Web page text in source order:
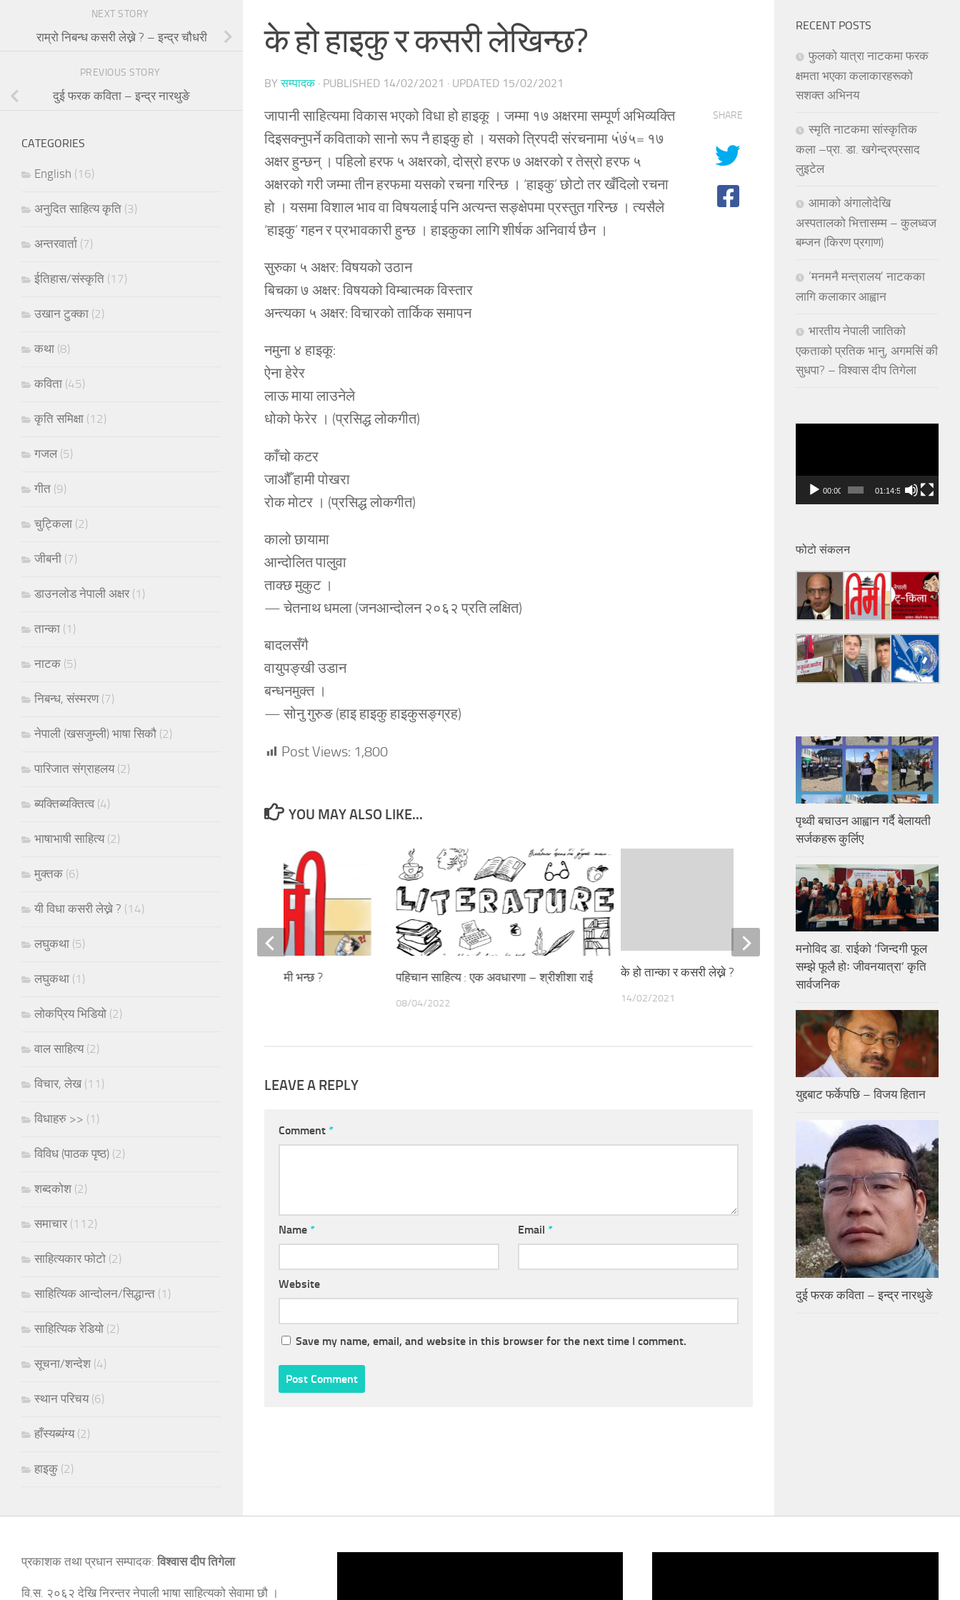
के हो हाइकु र कसरी लेखिन्छ?
BYसम्पादक · PUBLISHED 14/02/2021 · UPDATED 15/02/2021
जापानी साहित्यमा विकास भएको विधा हो हाइकू । जम्मा १७ अक्षरमा सम्पूर्ण अभिव्यक्ति
दिइसक्नुपर्ने कविताको सानो रूप नै हाइकु हो । यसको त्रिपदी संरचनामा ५ं७ं५= १७
अक्षर हुन्छन् । पहिलो हरफ ५ अक्षरको, दोस्रो हरफ ७ अक्षरको र तेस्रो हरफ ५
अक्षरको गरी जम्मा तीन हरफमा यसको रचना गरिन्छ । ‘हाइकु’ छोटो तर खँदिलो रचना
हो । यसमा विशाल भाव वा विषयलाई पनि अत्यन्त सङ्क्षेपमा प्रस्तुत गरिन्छ । त्यसैले
‘हाइकु’ गहन र प्रभावकारी हुन्छ । हाइकुका लागि शीर्षक अनिवार्य छैन ।
सुरुका ५ अक्षर: विषयको उठान
बिचका ७ अक्षर: विषयको विम्बात्मक विस्तार
अन्त्यका ५ अक्षर: विचारको तार्किक समापन
नमुना ४ हाइकू:
ऐना हेरेर
लाऊ माया लाउनेले
धोको फेरेर । (प्रसिद्ध लोकगीत)
काँचो कटर
जाऔँ हामी पोखरा
रोक मोटर । (प्रसिद्ध लोकगीत)
कालो छायामा
आन्दोलित पालुवा
ताक्छ मुकुट ।
— चेतनाथ धमला (जनआन्दोलन २०६२ प्रति लक्षित)
बादलसँगै
वायुपङ्खी उडान
बन्धनमुक्त ।
— सोनु गुरुङ (हाइ हाइकु हाइकुसङ्ग्रह)
Post Views: 1,800
SHARE
YOU MAY ALSO LIKE...
पहिचान साहित्य : एक अवधारणा – श्रीशीशा राई
08/04/2022
के हो तान्का र कसरी लेख्ने ? – आविष्कार भारती
14/02/2021
कसरी लेख्ने गद्य शैलीमा
14/02/2021
कान्तिपुरले किन सबैलाई तिमी भन्छ ?
LEAVE A REPLY
Comment *
Name * Email *
Website
Save my name, email, and website in this browser for the next time I comment.
NEXT STORY
राम्रो निबन्ध कसरी लेख्ने ? – इन्द्र चौधरी
PREVIOUS STORY
दुई फरक कविता – इन्द्र नारथुङे
CATEGORIES
English (16)
अनुदित साहित्य कृति (3)
अन्तरवार्ता (7)
ईतिहास/संस्कृति (17)
उखान टुक्का (2)
कथा (8)
कविता (45)
कृति समिक्षा (12)
गजल(5)
गीत (9)
चुट्किला (2)
जीबनी (7)
डाउनलोड नेपाली अक्षर(1)
तान्का (1)
नाटक (5)
निबन्ध, संस्मरण(7)
नेपाली (खसजुम्ली) भाषा सिकौ (2)
पारिजात संग्राहलय(2)
ब्यक्तिब्यक्तित्व(4)
भाषाभाषी साहित्य(2)
मुक्तक (6)
यी विधा कसरी लेख्ने ? (14)
लघुकथा (5)
लघुकथा (1)
लोकप्रिय भिडियो (2)
वाल साहित्य(2)
विचार, लेख(11)
विधाहरु >> (1)
विविध (पाठक पृष्ठ) (2)
शब्दकोश (2)
समाचार(112)
साहित्यकार फोटो (2)
साहित्यिक आन्दोलन/सिद्धान्त (1)
साहित्यिक रेडियो (2)
सूचना/शन्देश (4)
स्थान परिचय(6)
हाँस्यब्यंग्य(2)
हाइकु (2)
RECENT POSTS
फुलको यात्रा नाटकमा फरक
क्षमता भएका कलाकारहरूको
सशक्त अभिनय
स्मृति नाटकमा सांस्कृतिक
कला –प्रा. डा. खगेन्द्रप्रसाद
लुइटेल
आमाको अंगालोदेखि
अस्पतालको भित्तासम्म – कुलध्वज
बम्जन (किरण प्रगाण)
‘मनमनै मन्त्रालय’ नाटकका
लागि कलाकार आह्वान
भारतीय नेपाली जातिको
एकताको प्रतिक भानु, अगमसिं की
सुधपा? – विश्वास दीप तिगेला
00:00 01:14:53
फोटो संकलन
पृथ्वी बचाउन आह्वान गर्दै बेलायती
सर्जकहरू कुर्लिए
मनोविद डा. राईको ‘जिन्दगी फूल
सम्झे फूलै होः जीवनयात्रा’ कृति
सार्वजनिक
युद्दबाट फर्केपछि – विजय हितान
दुई फरक कविता – इन्द्र नारथुङे
प्रकाशक तथा प्रधान सम्पादक:विश्वास दीप तिगेला
वि.स. २०६२ देखि निरन्तर नेपाली भाषा साहित्यको सेवामा छौ ।